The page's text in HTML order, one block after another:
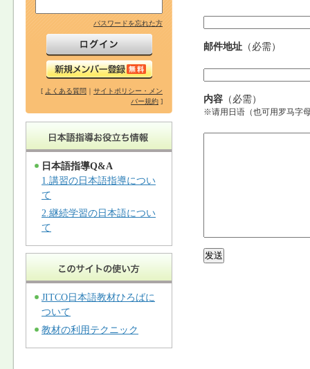
パスワードを忘れた方
[ よくある質問 ｜ サイトポリシー・メン
バー規約 ]
日本語指導Q&A
1.講習の日本語指導につい
て
2.継続学習の日本語につい
て
JITCO日本語教材ひろばに
ついて
教材の利用テクニック
邮件地址 （必需）
内容 （必需）
※请用日语（也可用罗马字